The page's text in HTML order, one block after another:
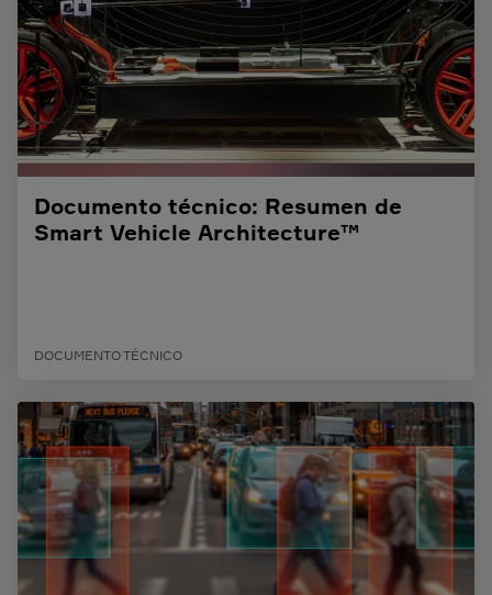
Documento técnico: Resumen de
Smart Vehicle Architecture™
DOCUMENTO TÉCNICO